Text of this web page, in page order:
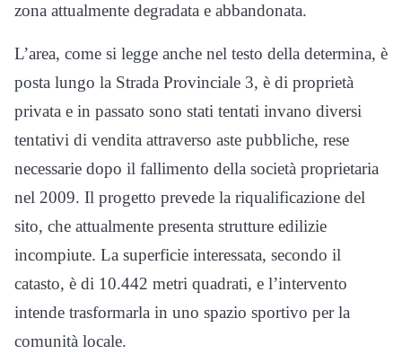
zona attualmente degradata e abbandonata.
L’area, come si legge anche nel testo della determina, è
posta lungo la Strada Provinciale 3, è di proprietà
privata e in passato sono stati tentati invano diversi
tentativi di vendita attraverso aste pubbliche, rese
necessarie dopo il fallimento della società proprietaria
nel 2009. Il progetto prevede la riqualificazione del
sito, che attualmente presenta strutture edilizie
incompiute. La superficie interessata, secondo il
catasto, è di 10.442 metri quadrati, e l’intervento
intende trasformarla in uno spazio sportivo per la
comunità locale.